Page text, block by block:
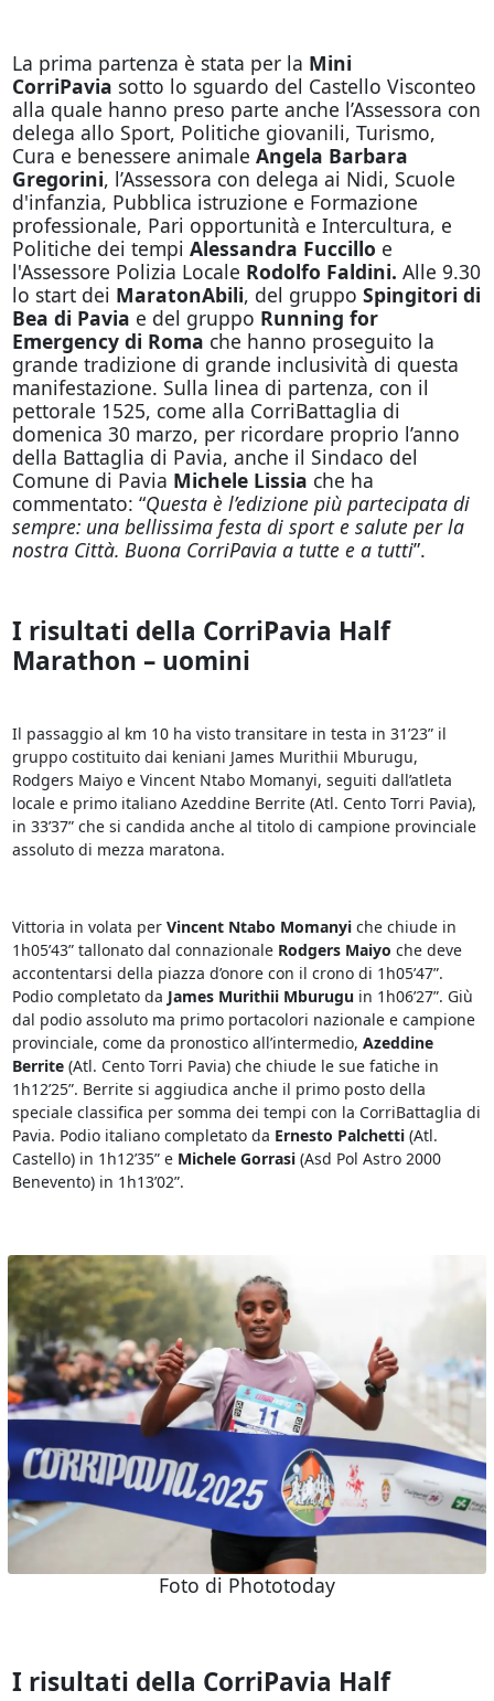
La prima partenza è stata per la Mini
CorriPavia sotto lo sguardo del Castello Visconteo
alla quale hanno preso parte anche l’Assessora con
delega allo Sport, Politiche giovanili, Turismo,
Cura e benessere animale Angela Barbara
Gregorini, l’Assessora con delega ai Nidi, Scuole
d'infanzia, Pubblica istruzione e Formazione
professionale, Pari opportunità e Intercultura, e
Politiche dei tempi Alessandra Fuccillo e
l'Assessore Polizia Locale Rodolfo Faldini. Alle 9.30
lo start dei MaratonAbili, del gruppo Spingitori di
Bea di Pavia e del gruppo Running for
Emergency di Roma che hanno proseguito la
grande tradizione di grande inclusività di questa
manifestazione. Sulla linea di partenza, con il
pettorale 1525, come alla CorriBattaglia di
domenica 30 marzo, per ricordare proprio l’anno
della Battaglia di Pavia, anche il Sindaco del
Comune di Pavia Michele Lissia che ha
commentato: “Questa è l’edizione più partecipata di
sempre: una bellissima festa di sport e salute per la
nostra Città. Buona CorriPavia a tutte e a tutti”.
I risultati della CorriPavia Half
Marathon – uomini
Il passaggio al km 10 ha visto transitare in testa in 31’23” il
gruppo costituito dai keniani James Murithii Mburugu,
Rodgers Maiyo e Vincent Ntabo Momanyi, seguiti dall’atleta
locale e primo italiano Azeddine Berrite (Atl. Cento Torri Pavia),
in 33’37” che si candida anche al titolo di campione provinciale
assoluto di mezza maratona.
Vittoria in volata per Vincent Ntabo Momanyi che chiude in
1h05’43” tallonato dal connazionale Rodgers Maiyo che deve
accontentarsi della piazza d’onore con il crono di 1h05’47”.
Podio completato da James Murithii Mburugu in 1h06’27”. Giù
dal podio assoluto ma primo portacolori nazionale e campione
provinciale, come da pronostico all’intermedio, Azeddine
Berrite(Atl. Cento Torri Pavia) che chiude le sue fatiche in
1h12’25”. Berrite si aggiudica anche il primo posto della
speciale classifica per somma dei tempi con la CorriBattaglia di
Pavia. Podio italiano completato da Ernesto Palchetti(Atl.
Castello) in 1h12’35” e Michele Gorrasi(Asd Pol Astro 2000
Benevento) in 1h13’02”.
Foto di Phototoday
I risultati della CorriPavia Half